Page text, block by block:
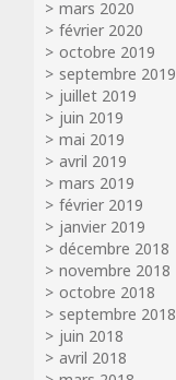
mars 2020
février 2020
octobre 2019
septembre 2019
juillet 2019
juin 2019
mai 2019
avril 2019
mars 2019
février 2019
janvier 2019
décembre 2018
novembre 2018
octobre 2018
septembre 2018
juin 2018
avril 2018